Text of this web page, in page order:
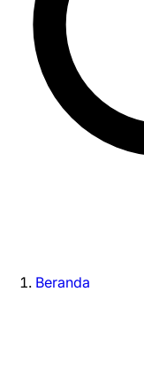
Beranda